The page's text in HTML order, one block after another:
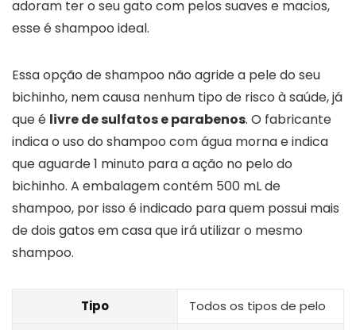
adoram ter o seu gato com pelos suaves e macios,
esse é shampoo ideal.
Essa opção de shampoo não agride a pele do seu
bichinho, nem causa nenhum tipo de risco à saúde, já
que é livre de sulfatos e parabenos. O fabricante
indica o uso do shampoo com água morna e indica
que aguarde 1 minuto para a ação no pelo do
bichinho. A embalagem contém 500 mL de
shampoo, por isso é indicado para quem possui mais
de dois gatos em casa que irá utilizar o mesmo
shampoo.
Tipo Todos os tipos de pelo